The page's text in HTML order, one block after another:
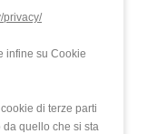
privacy/
infine su Cookie
di terze parti
quello che si sta